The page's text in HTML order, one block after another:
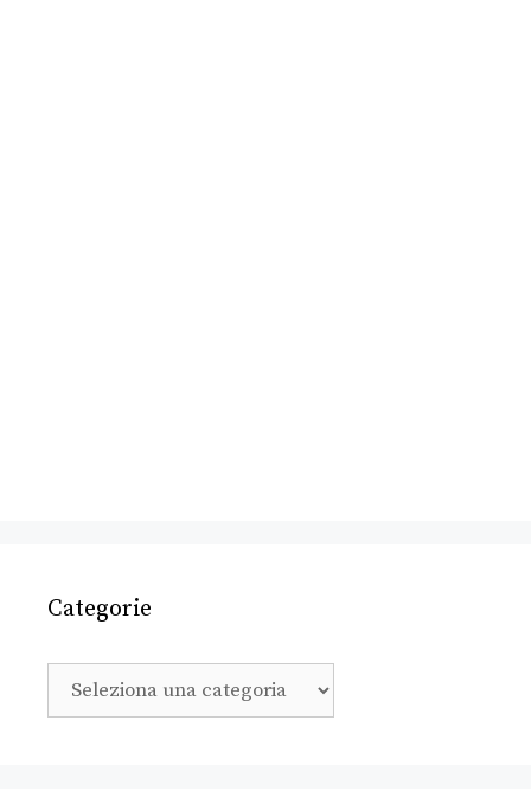
Categorie